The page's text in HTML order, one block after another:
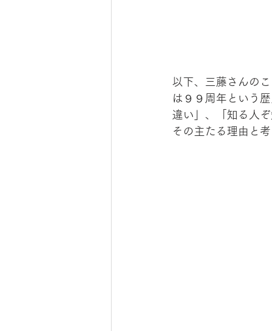
以下、三藤さんの
は９９周年という
違い」、「知る人
その主たる理由と考